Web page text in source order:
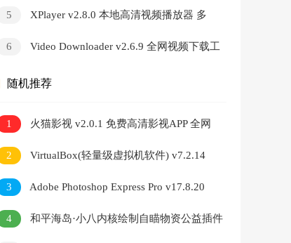
5
XPlayer v2.8.0 本地高清视频播放器 多
6
Video Downloader v2.6.9 全网视频下载工
随机推荐
1
火猫影视 v2.0.1 免费高清影视APP 全网
电影短剧动漫一键观看
2
VirtualBox(轻量级虚拟机软件) v7.2.14
Build 174565
3
Adobe Photoshop Express Pro v17.8.20
解锁高级版
4
和平海岛·小八内核绘制自瞄物资公益插件